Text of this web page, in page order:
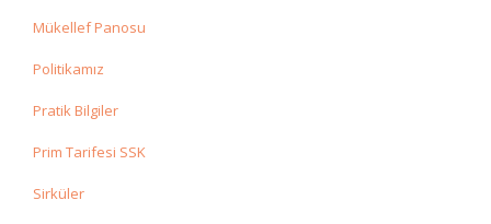
Mükellef Panosu
Politikamız
Pratik Bilgiler
Prim Tarifesi SSK
Sirküler